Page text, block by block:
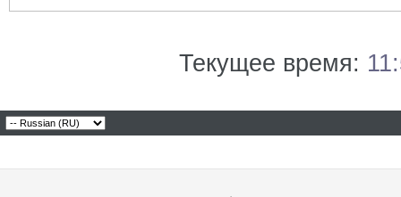
Текущее время: